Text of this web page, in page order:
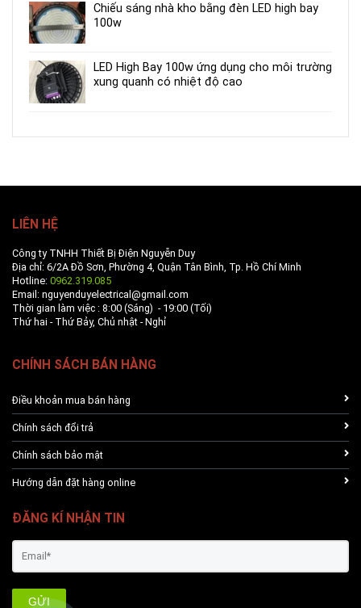
Chiếu sáng nhà kho bằng đèn LED high bay
100w
LED High Bay 100w ứng dụng cho môi trường
xung quanh có nhiệt độ cao
LIÊN HỆ
Công ty TNHH Thiết Bị Điện Nguyễn Duy
Địa chỉ: 6/2A Đồ Sơn, Phường 4, Quận Tân Bình, Tp. Hồ Chí Minh
Hotline: 0962.319.085
Email: nguyenduyelectrical@gmail.com
Thời gian làm việc : 8:00 (Sáng) - 19:00 (Tối)
Thứ hai - Thứ Bảy, Chủ nhật - Nghỉ
CHÍNH SÁCH BÁN HÀNG
Điều khoản mua bán hàng
Chính sách đổi trả
Chính sách bảo mật
Hướng dẫn đặt hàng online
ĐĂNG KÍ NHẬN TIN
GỬI